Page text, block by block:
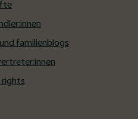
familienblogs
rights